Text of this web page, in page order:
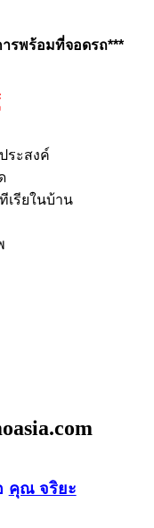
รพร้อมที่จอดรถ***
ระสงค์
เรียในบ้าน
คุณ จริยะ